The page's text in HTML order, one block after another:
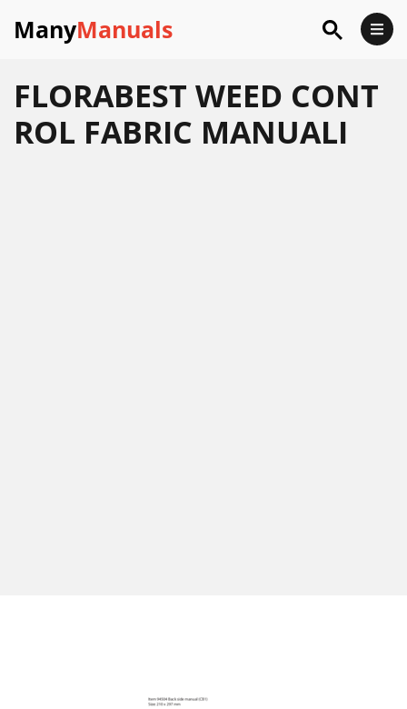
ManyManuals
FLORABEST WEED CONT
ROL FABRIC MANUALI